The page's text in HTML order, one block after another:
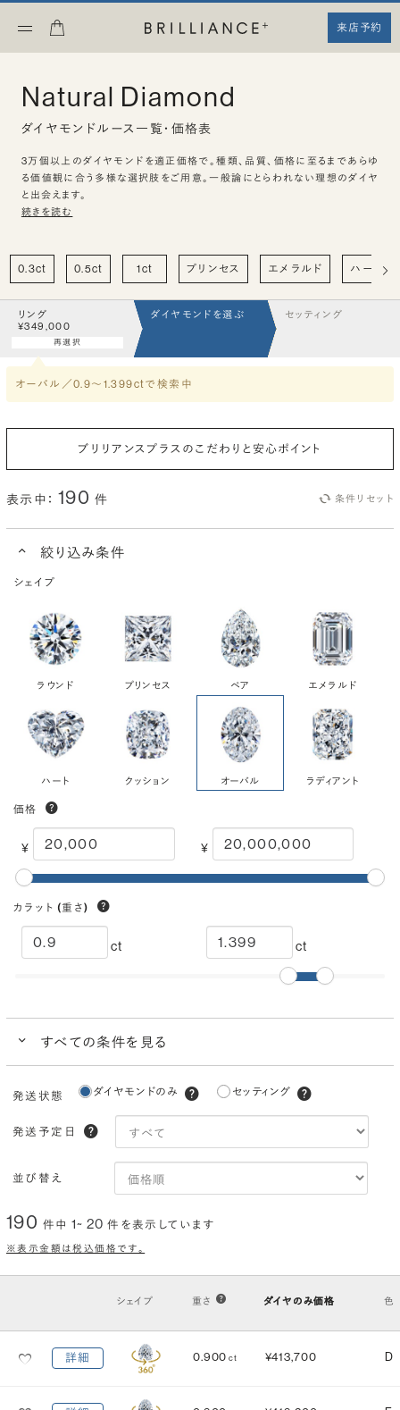
来店予約
Natural Diamond
ダイヤモンドルース一覧・価格表
3万個以上のダイヤモンドを適正価格で。種類、品質、価格に至るまであらゆ
る価値観に合う多様な選択肢をご用意。一般論にとらわれない理想のダイヤ
と出会えます。
続きを読む
0.3ct 0.5ct 1ct プリンセス エメラルド ハート
リング
¥349,000
再選択
ダイヤモンドを選ぶ セッティング
オーバル／0.9〜1.399ctで検索中
ブリリアンスプラスのこだわりと安心ポイント
表示中： 190 件 条件リセット
絞り込み条件
シェイプ
ラウンド プリンセス ペア エメラルド
ハート クッション オーバル ラディアント
価格
¥ ¥
カラット (重さ)
ct ct
すべての条件を見る
I
VS2 VS1 VVS2 VVS1 IF FL
カット(輝き)
Excellent 3EX H&C EX 3EX H&C
発送状態 ダイヤモンドのみ セッティング
発送予定日
並び替え
190 件中 1~ 20件を表示しています
※表示金額は税込価格です。
シェイプ 重さ ダイヤのみ価格 色
詳細 0.900 ct ¥413,700 D